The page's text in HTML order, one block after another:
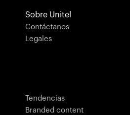
Sobre Unitel
Contáctanos
Legales
Tendencias
Branded content